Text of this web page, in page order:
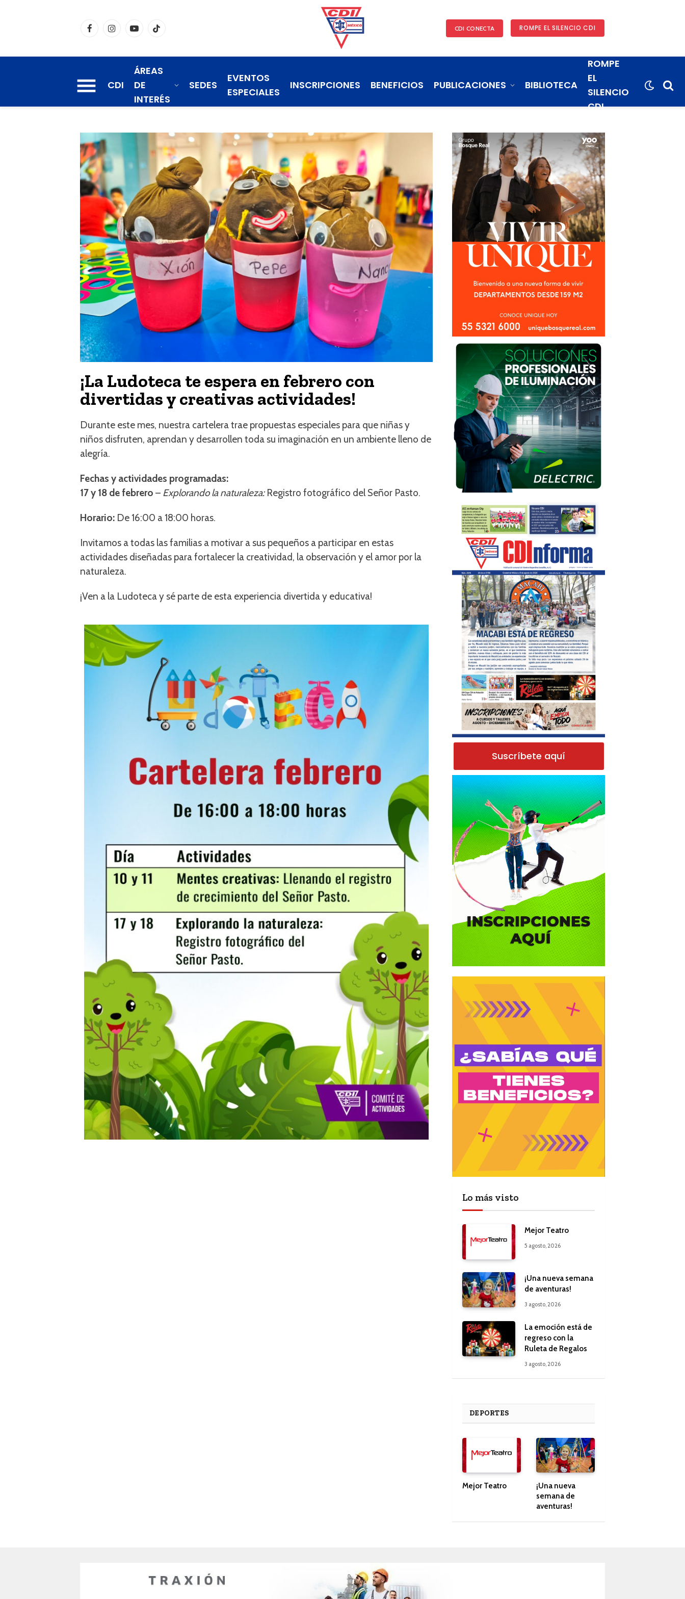
FacebookInstagramYouTubeTikTok CDI CONECTA ROMPE EL SILENCIO CDI
CDI
ÁREAS
DE
INTERÉS
SEDES
EVENTOS
ESPECIALES
INSCRIPCIONES BENEFICIOS PUBLICACIONES BIBLIOTECA
ROMPE
EL
SILENCIO
CDI
¡La Ludoteca te espera en febrero con
divertidas y creativas actividades!
Durante este mes, nuestra cartelera trae propuestas especiales para que niñas y
niños disfruten, aprendan y desarrollen toda su imaginación en un ambiente lleno de
alegría.
Fechas y actividades programadas:
17 y 18 de febrero – Explorando la naturaleza:Registro fotográfico del Señor Pasto.
Horario: De 16:00 a 18:00 horas.
Invitamos a todas las familias a motivar a sus pequeños a participar en estas
actividades diseñadas para fortalecer la creatividad, la observación y el amor por la
naturaleza.
¡Ven a la Ludoteca y sé parte de esta experiencia divertida y educativa!
Suscríbete aquí
Lo más visto
Mejor Teatro
5 agosto, 2026
¡Una nueva semana
de aventuras!
3 agosto, 2026
La emoción está de
regreso con la
Ruleta de Regalos
3 agosto, 2026
DEPORTES
Mejor Teatro
¡Una nueva
semana de
aventuras!